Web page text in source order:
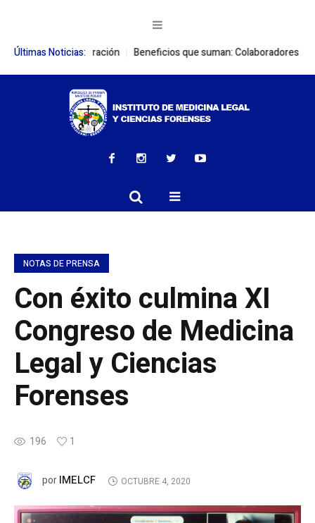
Últimas Noticias:
de cooperación Beneficios que suman: Colaboradores del
NOTAS DE PRENSA
Con éxito culmina XI
Congreso de Medicina
Legal y Ciencias
Forenses
196 1
porIMELCF OCTUBRE 4, 2020